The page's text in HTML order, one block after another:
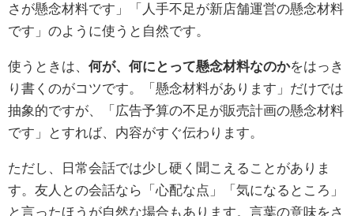
さが懸念材料です」「人手不足が新店舗運営の懸念材料
です」のように使うと自然です。
使うときは、 何が、何にとって懸念材料なのかをはっき
り書くのがコツです。「懸念材料があります」だけでは
抽象的ですが、「広告予算の不足が販売計画の懸念材料
です」とすれば、内容がすぐ伝わります。
ただし、日常会話では少し硬く聞こえることがありま
す。友人との会話なら「心配な点」「気になるところ」
と言ったほうが自然な場合もあります。言葉の意味をさ